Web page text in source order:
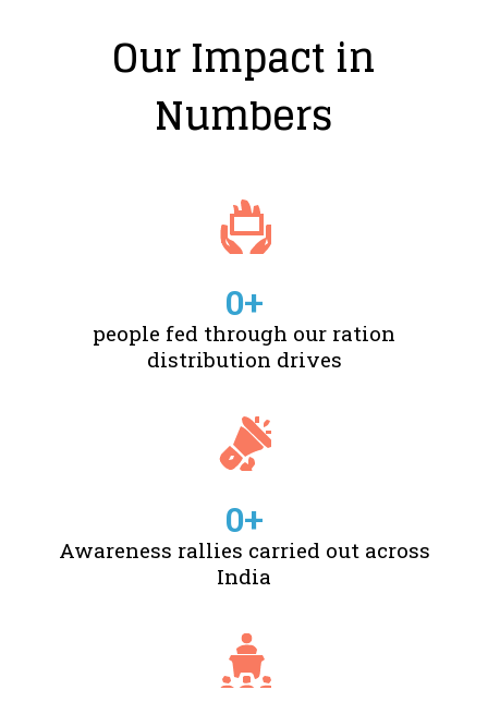
Our Impact in
Numbers
people fed through our ration
distribution drives
0+
Awareness rallies carried out across
India
0+